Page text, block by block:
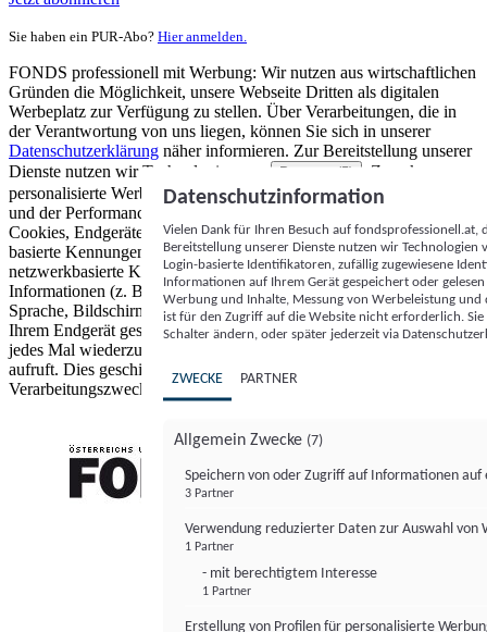
Sie haben ein PUR-Abo? Hier anmelden.
FONDS professionell mit Werbung: Wir nutzen aus wirtschaftlichen
Gründen die Möglichkeit, unsere Webseite Dritten als digitalen
Werbeplatz zur Verfügung zu stellen. Über Verarbeitungen, die in
der Verantwortung von uns liegen, können Sie sich in unserer
Datenschutzerklärung näher informieren. Zur Bereitstellung unserer
Dienste nutzen wir Technologien von
Partnern (5)
. Zwecke:
personalisierte Werbung und Inhalte, Messung von Werbeleistung
und der Performance von Inhalten sowie Zielgruppenforschung.
Cookies, Endgeräte- oder ähnliche Online-Kennungen (z. B. login-
basierte Kennungen, zufällig generierte Kennungen,
netzwerkbasierte Kennungen) können zusammen mit anderen
Informationen (z. B. Browsertyp und Browserinformationen,
Sprache, Bildschirmgröße, unterstützte Technologien usw.) auf
Ihrem Endgerät gespeichert oder von dort ausgelesen werden, um es
jedes Mal wiederzuerkennen, wenn es eine App oder einer Webseite
aufruft. Dies geschieht für einen oder mehrere der hier aufgeführten
Verarbeitungszwecke.
Datenschutzinformation
Vielen Dank für Ihren Besuch auf
Bereitstellung unserer Dienste nutzen wir Technologien
Login-basierte Identifikatoren, zufällig zugewiesene
Informationen auf Ihrem Gerät gespeichert oder
Werbung und Inhalte, Messung von Werbeleistung
ist für den Zugriff auf die Website nicht erforderlich.
Schalter ändern, oder später jederzeit via
ZWECKE PARTNER
Allgemein Zwecke (7)
Speichern von oder Zugriff auf Informationen auf
3 Partner
Verwendung reduzierter Daten zur Auswahl von
1 Partner
- mit berechtigtem Interesse
1 Partner
Erstellung von Profilen für personalisierte
FONDS professionell